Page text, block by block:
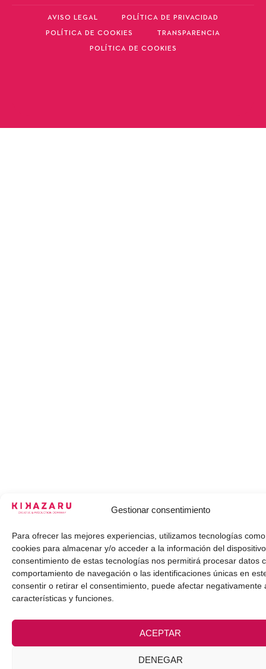
Gestionar consentimiento
Para ofrecer las mejores experiencias, utilizamos tecnologías
cookies para almacenar y/o acceder a la información del
consentimiento de estas tecnologías nos permitirá procesar datos
comportamiento de navegación o las identificaciones únicas en
consentir o retirar el consentimiento, puede afectar negativamente
características y funciones.
ACEPTAR
DENEGAR
AVISO LEGAL POLÍTICA DE PRIVACIDAD
POLÍTICA DE COOKIES TRANSPARENCIA
POLÍTICA DE COOKIES